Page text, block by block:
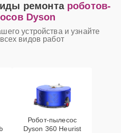
ремонта роботов-
Dyson
устройства и узнайте
видов работ
Робот-пылесос
Dyson 360 Heurist